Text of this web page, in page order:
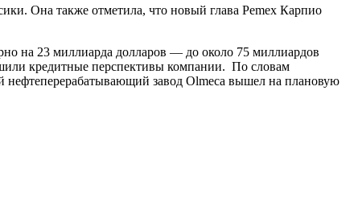
Она также отметила, что новый глава Pemex Карпио
на 23 миллиарда долларов — до около 75 миллиардов
кредитные перспективы компании. По словам
нефтеперерабатывающий завод Olmeca вышел на плановую